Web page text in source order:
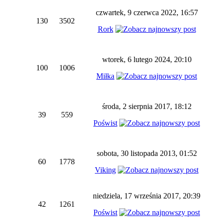
130 3502
czwartek, 9 czerwca 2022, 16:57
Rork
100 1006
wtorek, 6 lutego 2024, 20:10
Miłka
39 559
środa, 2 sierpnia 2017, 18:12
Poświst
60 1778
sobota, 30 listopada 2013, 01:52
Viking
42 1261
niedziela, 17 września 2017, 20:39
Poświst